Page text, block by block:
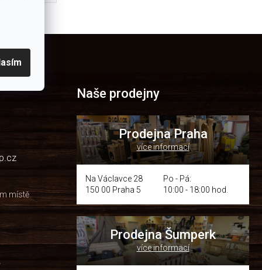
místě
Naše prodejny
Prodejna Praha
více informací
Na Václavce 28
150 00 Praha 5
Po - Pá:
10:00 - 18:00 hod.
Prodejna Šumperk
více informací